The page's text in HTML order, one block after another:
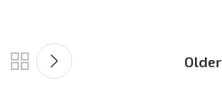
Older